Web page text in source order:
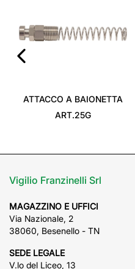
ATTACCO A BAIONETTA
ART.25G
Vigilio Franzinelli Srl
MAGAZZINO E UFFICI
Via Nazionale, 2
38060, Besenello - TN
SEDE LEGALE
V.lo del Liceo, 13